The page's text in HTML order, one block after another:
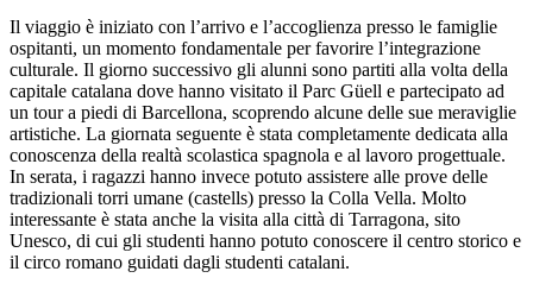
Il viaggio è iniziato con l’arrivo e l’accoglienza presso le famiglie
ospitanti, un momento fondamentale per favorire l’integrazione
culturale. Il giorno successivo gli alunni sono partiti alla volta della
capitale catalana dove hanno visitato il Parc Güell e partecipato ad
un tour a piedi di Barcellona, scoprendo alcune delle sue meraviglie
artistiche. La giornata seguente è stata completamente dedicata alla
conoscenza della realtà scolastica spagnola e al lavoro progettuale.
In serata, i ragazzi hanno invece potuto assistere alle prove delle
tradizionali torri umane (castells) presso la Colla Vella. Molto
interessante è stata anche la visita alla città di Tarragona, sito
Unesco, di cui gli studenti hanno potuto conoscere il centro storico e
il circo romano guidati dagli studenti catalani.